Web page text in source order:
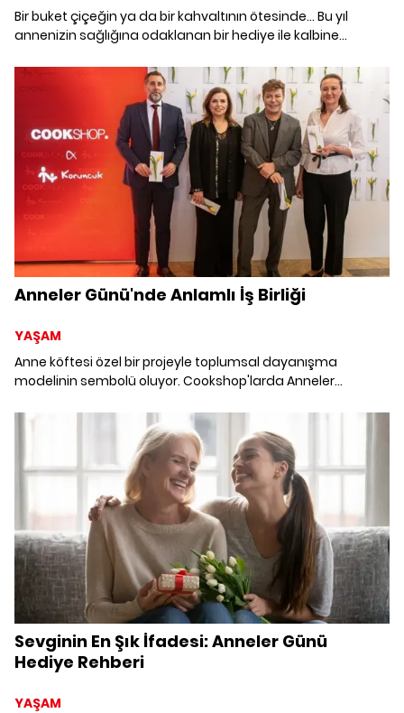
Bir buket çiçeğin ya da bir kahvaltının ötesinde… Bu yıl
annenizin sağlığına odaklanan bir hediye ile kalbine
Anneler Günü'nde Anlamlı İş Birliği
YAŞAM
Anne köftesi özel bir projeyle toplumsal dayanışma
modelinin sembolü oluyor. Cookshop'larda Anneler
kız çocuklarının eğitimine katkı sağlayacak.
Sevginin En Şık İfadesi: Anneler Günü
Hediye Rehberi
YAŞAM